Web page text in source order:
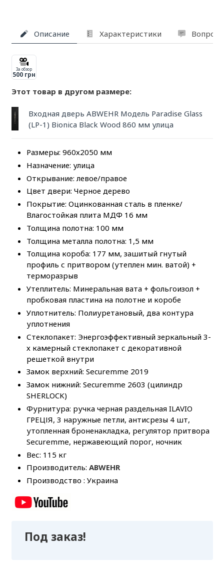
Описание Характеристики
За обзор
500 грн
Этот товар в другом размере:
Входная дверь ABWEHR Модель Paradise Glass
(LP-1) Bionica Black Wood 860 мм улица
Размеры: 960х2050 мм
Назначение: улица
Открывание: левое/правое
Цвет двери: Черное дерево
Покрытие: Оцинкованная сталь в пленке/
Влагостойкая плита МДФ 16 мм
Толщина полотна: 100 мм
Толщина металла полотна: 1,5 мм
Толщина короба: 177 мм, зашитый гнутый
профиль с притвором (утеплен мин. ватой) +
терморазрыв
Утеплитель: Минеральная вата + фольгоизол +
пробковая пластина на полотне и коробе
Уплотнитель: Полиуретановый, два контура
уплотнения
Стеклопакет: Энергоэффективный зеркальный 3-
х камерный стеклопакет с декоративной
решеткой внутри
Замок верхний: Securemme 2019
Замок нижний: Securemme 2603 (цилиндр
SHERLOCK)
Фурнитура: ручка черная раздельная ILAVIO
ГРЕЦІЯ, 3 наружные петли, антисрезы 4 шт,
утопленная броненакладка, регулятор притвора
Securemme, нержавеющий порог, ночник
Вес: 115 кг
Производитель: ABWEHR
Производство : Украина
Под заказ!